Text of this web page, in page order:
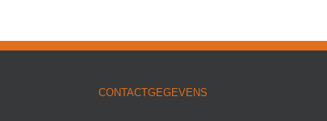
CONTACTGEGEVENS